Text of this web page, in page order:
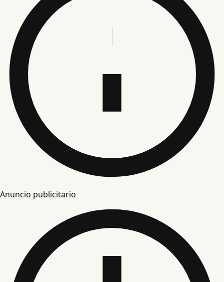
Anuncio publicitario